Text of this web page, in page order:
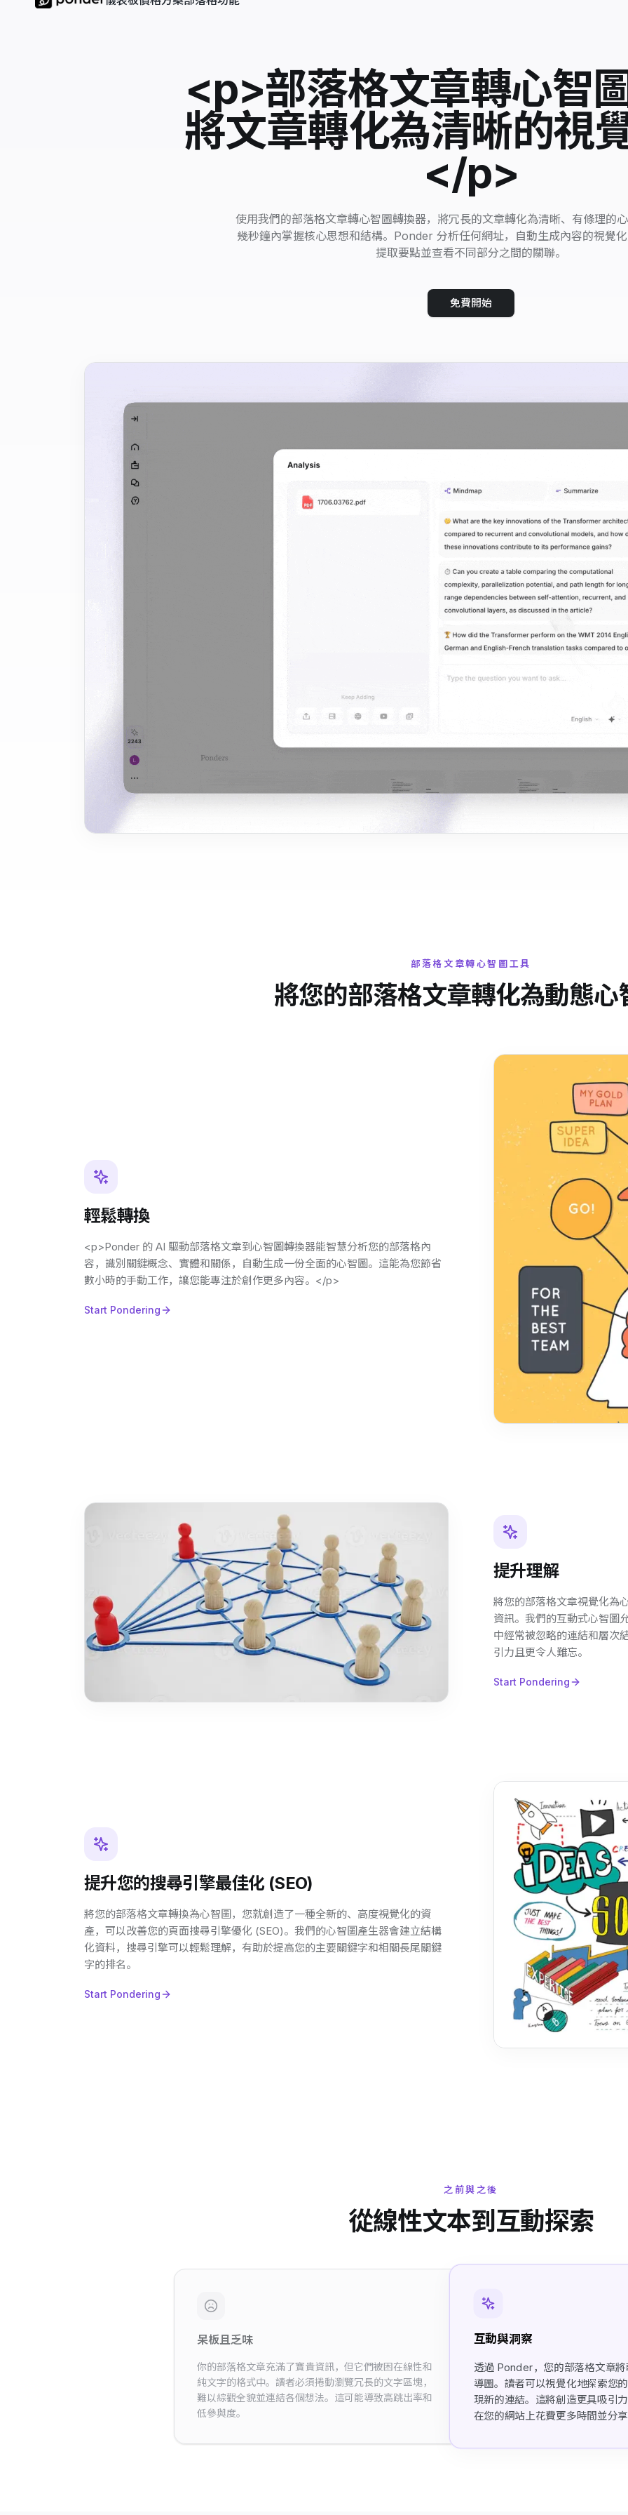
<p>部落格文章轉心智
將文章轉化為清晰的視
</p>
使用我們的部落格文章轉心智圖轉換器，將冗長的文章轉化為清晰、有條理的
幾秒鐘內掌握核心思想和結構。Ponder 分析任何網址，自動生成內容的視覺
提取要點並查看不同部分之間的關聯。
免費開始
部落格文章轉心智圖工具
將您的部落格文章轉化為動態心
輕鬆轉換
<p>Ponder 的 AI 驅動部落格文章到心智圖轉換器能智慧分析您的部落格內
容，識別關鍵概念、實體和關係，自動生成一份全面的心智圖。這能為您節省
數小時的手動工作，讓您能專注於創作更多內容。</p>
Start Pondering
提升理解
將您的部落格文章視覺化為
資訊。我們的互動式心智圖
中經常被忽略的連結和層次
引力且更令人難忘。
Start Pondering
提升您的搜尋引擎最佳化 (SEO)
將您的部落格文章轉換為心智圖，您就創造了一種全新的、高度視覺化的資
產，可以改善您的頁面搜尋引擎優化 (SEO)。我們的心智圖產生器會建立結構
化資料，搜尋引擎可以輕鬆理解，有助於提高您的主要關鍵字和相關長尾關鍵
字的排名。
Start Pondering
之前與之後
從線性文本到互動探索
呆板且乏味
你的部落格文章充滿了寶貴資訊，但它們被困在線性和
純文字的格式中。讀者必須捲動瀏覽冗長的文字區塊，
難以綜觀全貌並連結各個想法。這可能導致高跳出率和
低參與度。
互動與洞察
透過 Ponder，您的部落格文章
導圖。讀者可以視覺化地探索您
現新的連結。這將創造更具吸引
在您的網站上花費更多時間並分